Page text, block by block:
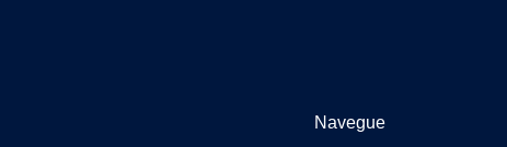
Navegue